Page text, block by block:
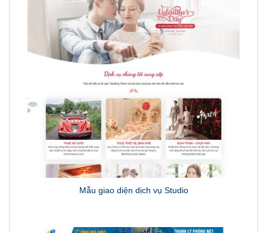
Mẫu giao diện dịch vụ Studio